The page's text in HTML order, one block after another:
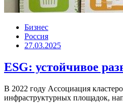
Бизнес
Россия
27.03.2025
ESG: устойчивое
В 2022 году Ассоциация
инфраструктурных площадок,